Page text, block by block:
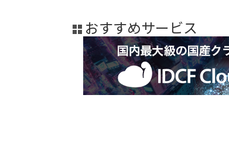
おすすめサービス